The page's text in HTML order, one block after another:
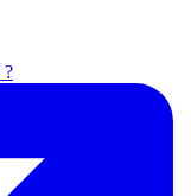
?